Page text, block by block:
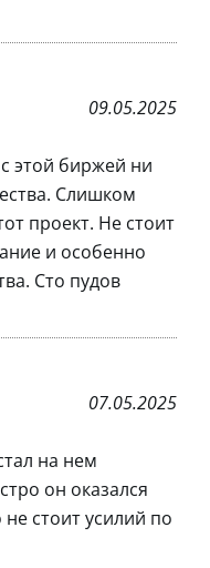
09.05.2025
этой биржей ни
Слишком
проект. Не стоит
и особенно
Сто пудов
07.05.2025
на нем
он оказался
стоит усилий по